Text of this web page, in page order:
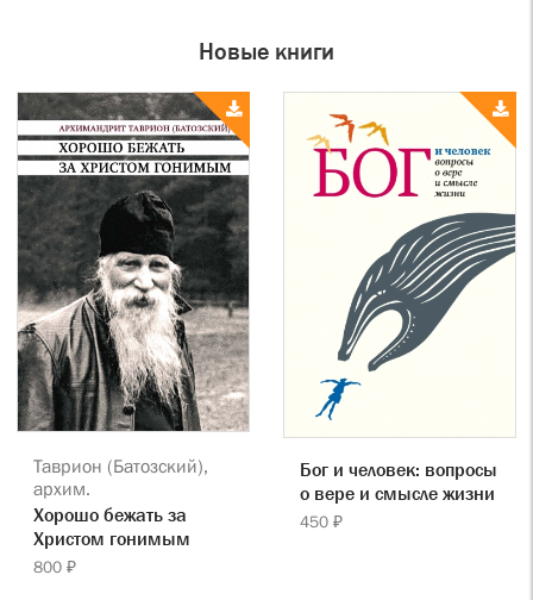
Новые книги
Таврион (Батозский),
архим.
Хорошо бежать за
Христом гонимым
800 ₽
Бог и человек: вопросы
о вере и смысле жизни
450 ₽